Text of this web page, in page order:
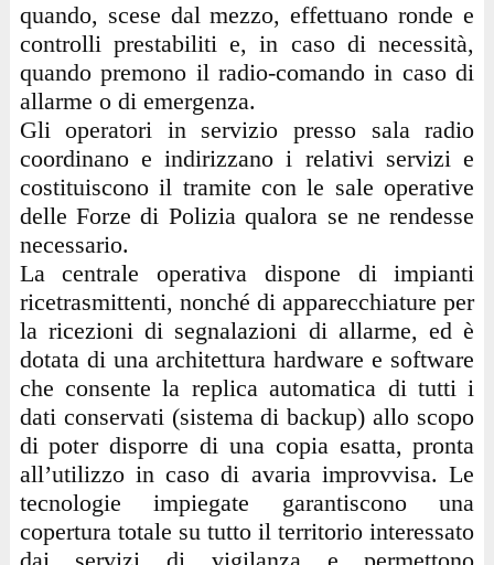
quando, scese dal mezzo, effettuano ronde e
controlli prestabiliti e, in caso di necessità,
quando premono il radio-comando in caso di
allarme o di emergenza.
Gli operatori in servizio presso sala radio
coordinano e indirizzano i relativi servizi e
costituiscono il tramite con le sale operative
delle Forze di Polizia qualora se ne rendesse
necessario.
La centrale operativa dispone di impianti
ricetrasmittenti, nonché di apparecchiature per
la ricezioni di segnalazioni di allarme, ed è
dotata di una architettura hardware e software
che consente la replica automatica di tutti i
dati conservati (sistema di backup) allo scopo
di poter disporre di una copia esatta, pronta
all’utilizzo in caso di avaria improvvisa. Le
tecnologie impiegate garantiscono una
copertura totale su tutto il territorio interessato